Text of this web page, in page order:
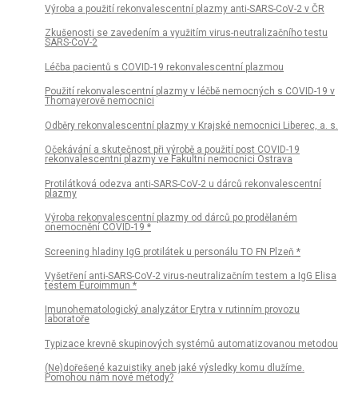
Výroba a použití rekonvalescentní plazmy anti-SARS-CoV-2 v ČR
Zkušenosti se zavedením a využitím virus-neutralizačního testu
SARS-CoV-2
Léčba pacientů s COVID-19 rekonvalescentní plazmou
Použití rekonvalescentní plazmy v léčbě nemocných s COVID-19 v
Thomayerově nemocnici
Odběry rekonvalescentní plazmy v Krajské nemocnici Liberec, a. s.
Očekávání a skutečnost při výrobě a použití post COVID-19
rekonvalescentní plazmy ve Fakultní nemocnici Ostrava
Protilátková odezva anti-SARS-CoV-2 u dárců rekonvalescentní
plazmy
Výroba rekonvalescentní plazmy od dárců po prodělaném
onemocnění COVID-19 *
Screening hladiny IgG protilátek u personálu TO FN Plzeň *
Vyšetření anti-SARS-CoV-2 virus-neutralizačním testem a IgG Elisa
testem Euroimmun *
Imunohematologický analyzátor Erytra v rutinním provozu
laboratoře
Typizace krevně skupinových systémů automatizovanou metodou
(Ne)dořešené kazuistiky aneb jaké výsledky komu dlužíme.
Pomohou nám nové metody?